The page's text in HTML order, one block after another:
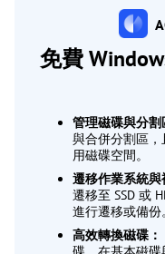
免費
管理磁碟與分割
與合併分割區
用磁碟空間。
遷移作業系統與
遷移至 SSD 或
進行遷移或備份。
高效轉換磁碟：